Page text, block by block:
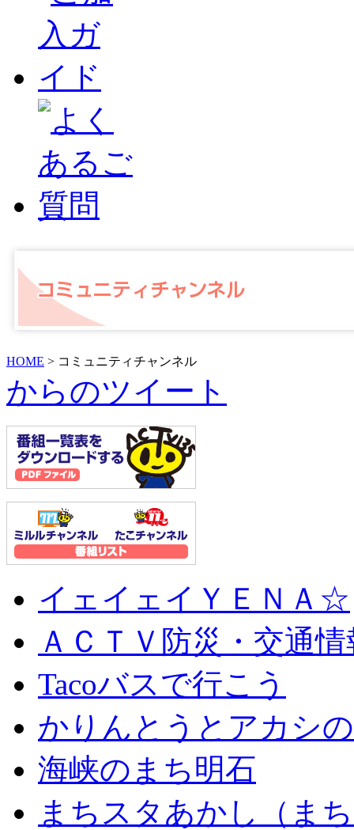
HOME > コミュニティチャンネル
からのツイート
イェイェイＹＥＮＡ☆
ＡＣＴＶ防災・交通情
Tacoバスで行こう
かりんとうとアカシ
海峡のまち明石
まちスタあかし（ま